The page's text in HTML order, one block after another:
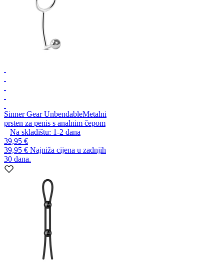
Sinner Gear UnbendableMetalni
prsten za penis s analnim čepom
Na skladištu: 1-2 dana
39,95 €
39,95 € Najniža cijena u zadnjih
30 dana.